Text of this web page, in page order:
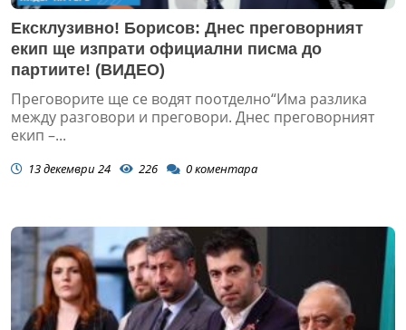
Ексклузивно! Борисов: Днес преговорният
екип ще изпрати официални писма до
партиите! (ВИДЕО)
Преговорите ще се водят поотделно“Има разлика
между разговори и преговори. Днес преговорният
екип –...
13 декември 24 226 0коментара